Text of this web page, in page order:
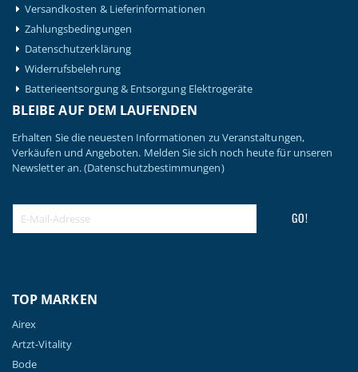
Versandkosten & Lieferinformationen
Zahlungsbedingungen
Datenschutzerklärung
Widerrufsbelehrung
Batterieentsorgung & Entsorgung Elektrogeräte
BLEIBE AUF DEM LAUFENDEN
Erhalten Sie die neuesten Informationen zu Veranstaltungen,
Verkäufen und Angeboten. Melden Sie sich noch heute für unseren
Newsletter an.(Datenschutzbestimmungen)
GO!
TOP MARKEN
Airex
Artzt-Vitality
Bode